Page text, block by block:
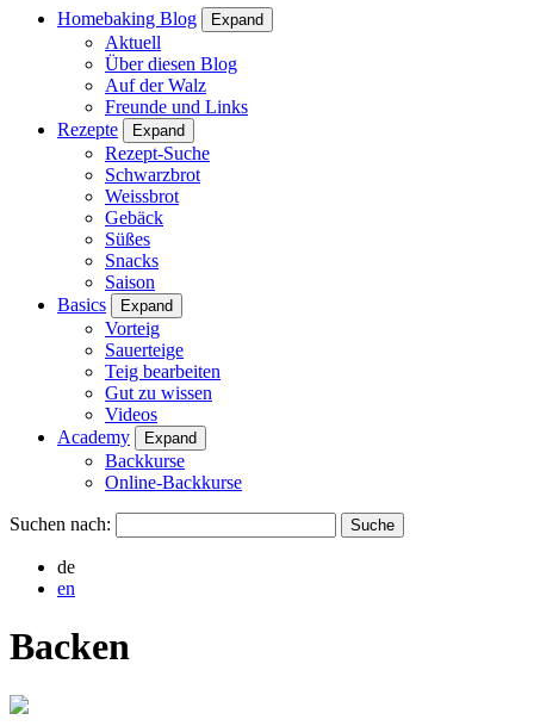
Homebaking Blog Expand
Aktuell
Über diesen Blog
Auf der Walz
Freunde und Links
Rezepte
Expand
Rezept-Suche
Schwarzbrot
Weissbrot
Gebäck
Süßes
Snacks
Saison
Basics
Expand
Vorteig
Sauerteige
Teig bearbeiten
Gut zu wissen
Videos
Academy
Expand
Backkurse
Online-Backkurse
Suchen nach:
de
en
Backen